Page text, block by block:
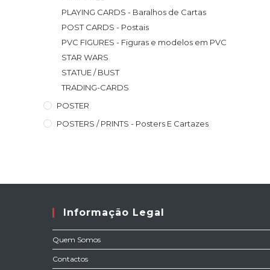
PLAYING CARDS - Baralhos de Cartas
POST CARDS - Postais
PVC FIGURES - Figuras e modelos em PVC
STAR WARS
STATUE / BUST
TRADING-CARDS
POSTER
POSTERS / PRINTS - Posters E Cartazes
Informação Legal
Quem Somos
Contactos